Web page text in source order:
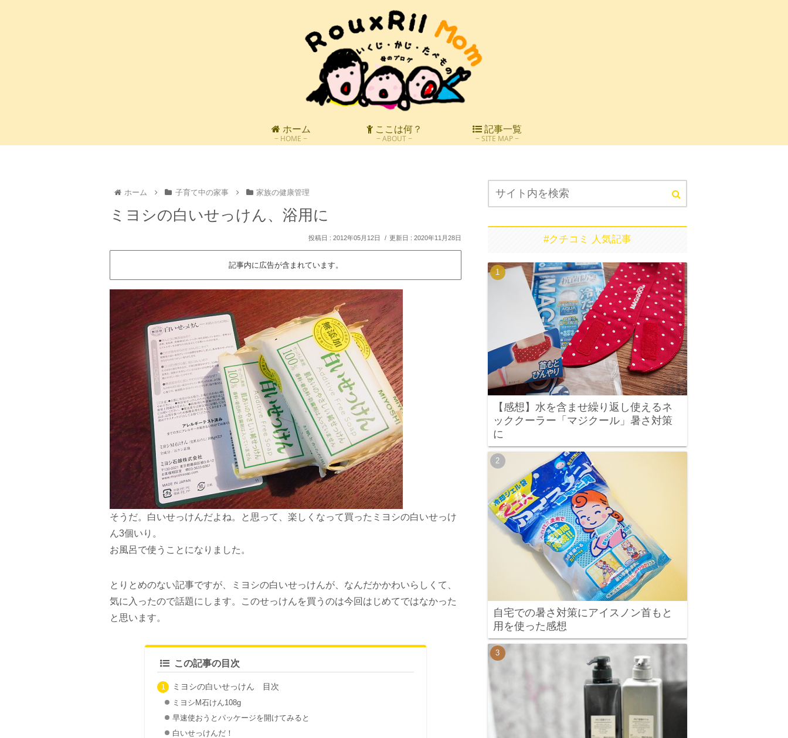
ホーム
HOME
ここは何？
ABOUT
記事一覧
SITE MAP
ホーム 子育て中の家事 家族の健康管理
ミヨシの白いせっけん、浴用に
2012年05月12日 2020年11月28日
記事内に広告が含まれています。
そうだ。白いせっけんだよね。と思って、楽しくなって買ったミヨシの白いせっけ
ん3個いり。
お風呂で使うことになりました。
とりとめのない記事ですが、ミヨシの白いせっけんが、なんだかかわいらしくて、
気に入ったので話題にします。このせっけんを買うのは今回はじめてではなかった
と思います。
この記事の目次
ミヨシの白いせっけん 目次
ミヨシM石けん108g
早速使おうとパッケージを開けてみると
白いせっけんだ！
#クチコミ 人気記事
【感想】水を含ませ繰り返し使えるネ
ッククーラー「マジクール」暑さ対策
に
自宅での暑さ対策にアイスノン首もと
用を使った感想